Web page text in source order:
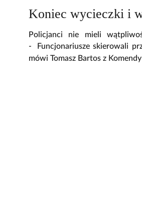
Koniec wycieczki i
Policjanci nie mieli
-
Funcjonariusze skierowali
mówi Tomasz Bartos z